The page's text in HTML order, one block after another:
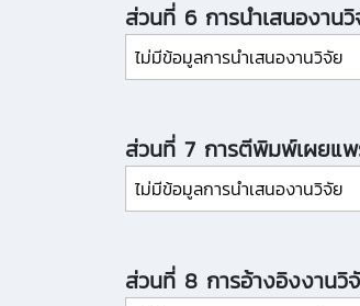
ส่วนที่ 6 การนำเสนองาน
ไม่มีข้อมูลการนำเสนองานวิจัย
ส่วนที่ 7 การตีพิมพ์เผยแ
ไม่มีข้อมูลการนำเสนองานวิจัย
ส่วนที่ 8 การอ้างอิงงานวิ